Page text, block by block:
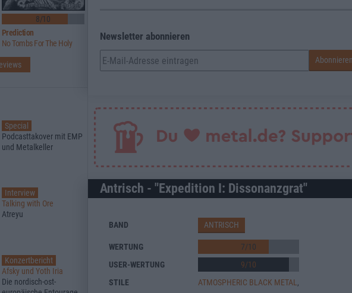
Newsletter abonnieren
Antrisch - "Expedition I: Dissonanzgrat"
BAND ANTRISCH
WERTUNG 7/10
USER-WERTUNG
9/10
STILE
ATMOSPHERIC BLACK METAL ,
8/10
Prediction
No Tombs For The Holy
Special
Podcasttakover mit EMP
und Metalkeller
Interview
Talking with Ore
Atreyu
Konzertbericht
Afsky und Yoth Iria
Die nordisch-ost-